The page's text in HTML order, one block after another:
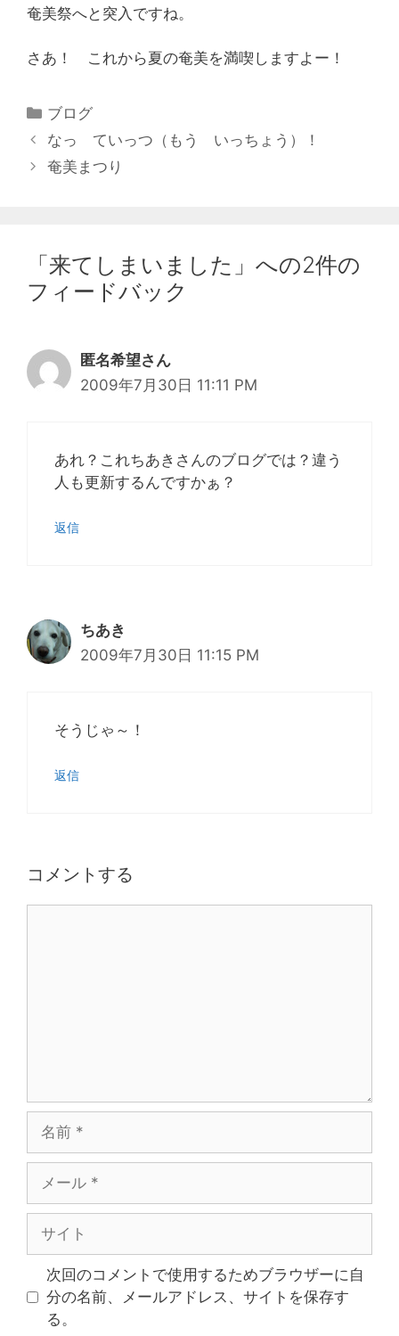
奄美祭へと突入ですね。
さあ！ これから夏の奄美を満喫しますよー！
ブログ
なっ ていっつ（もう いっちょう）！
奄美まつり
「来てしまいました」への2件の
フィードバック
匿名希望さん
2009年7月30日 11:11 PM
あれ？これちあきさんのブログでは？違う
人も更新するんですかぁ？
返信
ちあき
2009年7月30日 11:15 PM
そうじゃ～！
返信
コメントする
次回のコメントで使用するためブラウザーに自
分の名前、メールアドレス、サイトを保存す
る。